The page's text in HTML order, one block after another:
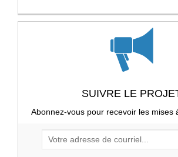
SUIVRE LE
Abonnez-vous pour recevoir les mises
Votre adresse de courriel...